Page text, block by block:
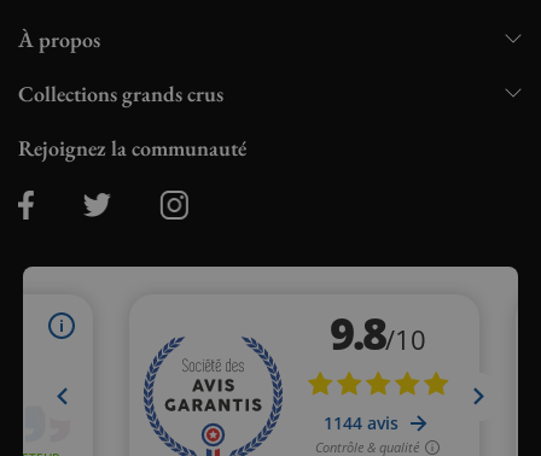
À propos
Collections grands crus
Rejoignez la communauté